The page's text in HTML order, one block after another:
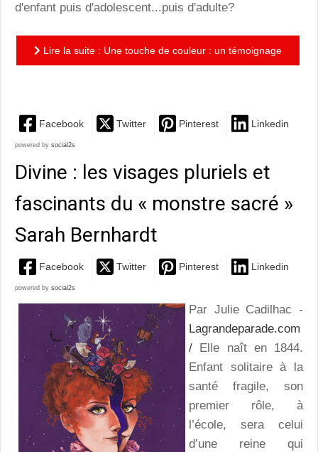
d'enfant puis d'adolescent...puis d'adulte?
Lire la suite : Une touche de couleur : un témoignage
Facebook Twitter Pinterest Linkedin
powered by social2s
Divine : les visages pluriels et
fascinants du « monstre sacré »
Sarah Bernhardt
Facebook Twitter Pinterest Linkedin
powered by social2s
Par Julie Cadilhac -
Lagrandeparade.com
/ Elle naît en 1844.
Enfant solitaire à la
santé fragile, son
premier rôle, à
l’école, sera celui
d’une reine qui